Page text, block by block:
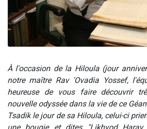
À l'occasion de la Hiloula (jour
notre maître Rav 'Ovadia Yossef,
heureuse de vous faire découvrir
nouvelle odyssée dans la vie de ce
Tsadik le jour de sa Hiloula, celui-ci